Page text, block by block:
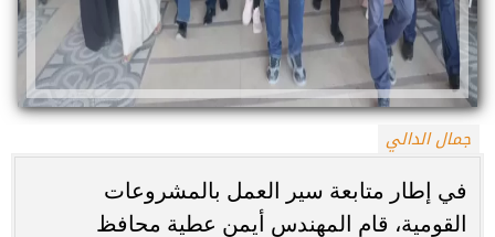
جمال الدالي
في إطار متابعة سير العمل بالمشروعات
القومية، قام المهندس أيمن عطية محافظ